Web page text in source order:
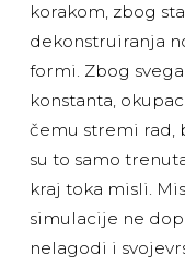
korakom, zbog
dekonstruiranja
formi. Zbog
konstanta,
čemu stremi rad,
su to samo
kraj toka misli.
simulacije ne
nelagodi i